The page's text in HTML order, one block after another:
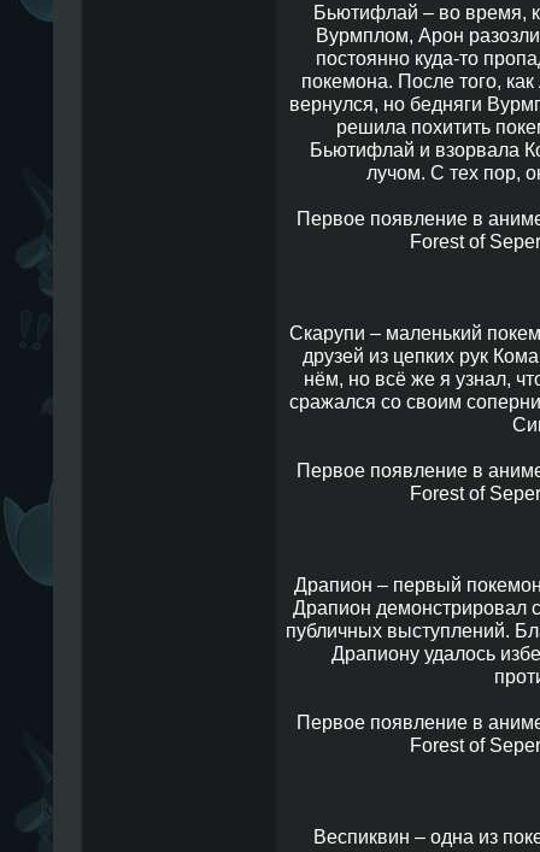
Бьютифлай – во время,
Вурмплом, Арон
постоянно куда-то
покемона. После того,
вернулся, но бедняги
решила похитить
Бьютифлай и взорвала
лучом. С тех пор,
Первое появление в
Forest of
Скарупи – маленький
друзей из цепких рук
нём, но всё же я узнал,
сражался со своим
Первое появление в
Forest of
Драпион – первый
Драпион демонстрировал
публичных выступлений.
Драпиону удалось
Первое появление в
Forest of
Веспиквин – одна из